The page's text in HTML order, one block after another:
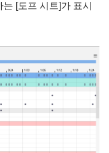
[도프 시트]가 표시